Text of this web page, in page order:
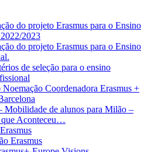
do projeto Erasmus para o Ensino
2023
do projeto Erasmus para o Ensino
de seleção para o ensino
Noemação Coordenadora Erasmus +
Mobilidade de alunos para Milão –
que Aconteceu…
Erasmus